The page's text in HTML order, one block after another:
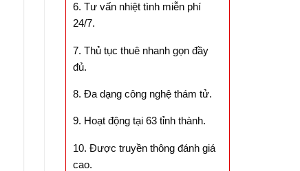
6. Tư vấn nhiệt tình miễn phí
24/7.
7. Thủ tục thuê nhanh gọn đầy
đủ.
8. Đa dạng công nghệ thám tử.
9. Hoạt động tại 63 tỉnh thành.
10. Được truyền thông đánh giá
cao.